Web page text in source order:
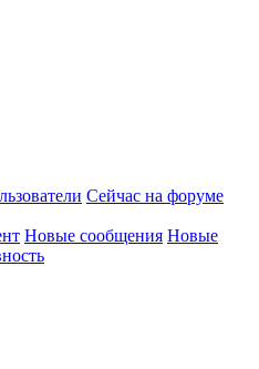
Сейчас на форуме
Новые сообщения Новые